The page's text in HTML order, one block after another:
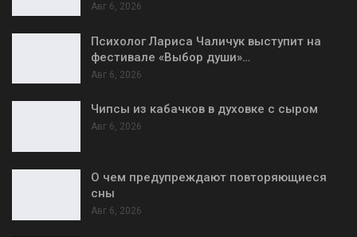
Авг 6, 2026
Психолог Лариса Чаличук выступит на
фестивале «Выбор души»…
Авг 6, 2026
Чипсы из кабачков в духовке с сыром
Авг 6, 2026
О чем предупреждают повторяющиеся
сны
Авг 6, 2026